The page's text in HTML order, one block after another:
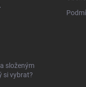
složeným
si vybrat?